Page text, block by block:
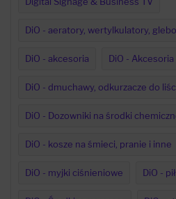
DiO - aeratory, wertylkulatory,
DiO - akcesoria DiO -
DiO - dmuchawy, odkurzacze do
DiO - Dozowniki na środki
DiO - kosze na śmieci, pranie i inne
DiO - myjki ciśnieniowe DiO -